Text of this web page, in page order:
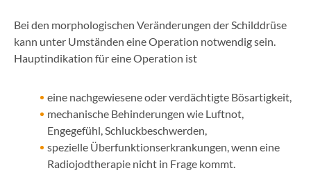
Bei den morphologischen Veränderungen der Schilddrüse
kann unter Umständen eine Operation notwendig sein.
Hauptindikation für eine Operation ist
eine nachgewiesene oder verdächtigte Bösartigkeit,
mechanische Behinderungen wie Luftnot,
Engegefühl, Schluckbeschwerden,
spezielle Überfunktionserkrankungen, wenn eine
Radiojodtherapie nicht in Frage kommt.